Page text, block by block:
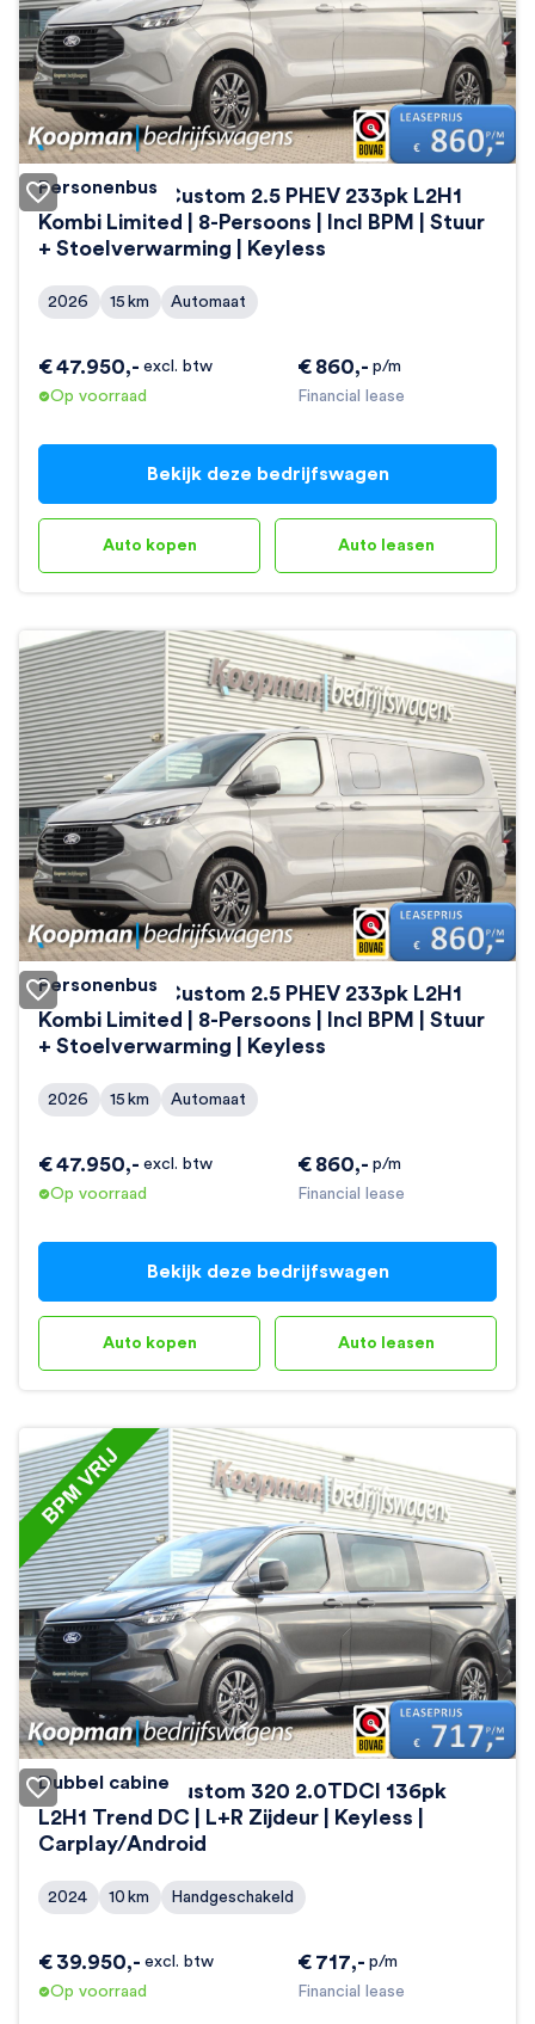
Personenbus
Ford Transit Custom 2.5 PHEV 233pk L2H1
Kombi Limited | 8-Persoons | Incl BPM | Stuur
+ Stoelverwarming | Keyless
2026 15 km Automaat
€ 860,- p/m
Financial lease
€47.950,- excl. btw
Op voorraad
Bekijk deze bedrijfswagen
Auto kopen Auto leasen
Personenbus
Ford Transit Custom 2.5 PHEV 233pk L2H1
Kombi Limited | 8-Persoons | Incl BPM | Stuur
+ Stoelverwarming | Keyless
2026 15 km Automaat
€ 860,- p/m
Financial lease
€47.950,- excl. btw
Op voorraad
Bekijk deze bedrijfswagen
Auto kopen Auto leasen
Dubbel cabine
Ford Transit Custom 320 2.0TDCI 136pk
L2H1 Trend DC | L+R Zijdeur | Keyless |
Carplay/Android
2024 10 km Handgeschakeld
€ 717,- p/m
Financial lease
€ 39.950,- excl. btw
Op voorraad